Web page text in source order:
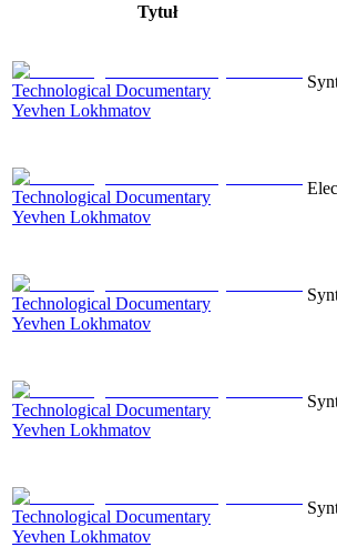
Tytuł
Technological Documentary
Yevhen Lokhmatov
Technological Documentary
Yevhen Lokhmatov
Technological Documentary
Yevhen Lokhmatov
Technological Documentary
Yevhen Lokhmatov
Technological Documentary
Yevhen Lokhmatov